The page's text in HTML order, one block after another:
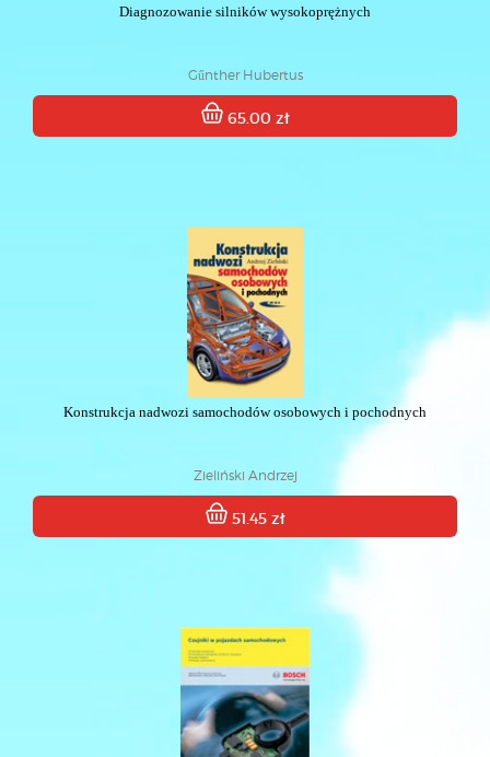
Diagnozowanie silników wysokoprężnych
Gűnther Hubertus
65.00 zł
Konstrukcja nadwozi samochodów osobowych i pochodnych
Zieliński Andrzej
51.45 zł